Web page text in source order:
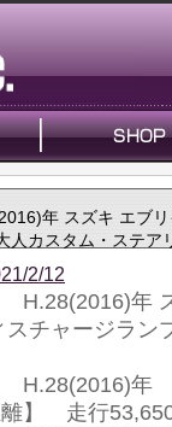
年 スズキ エブ
人カスタム・ステア
2/12
H.28(2016)年
スチャージラン
H.28(2016)年
離】 走行